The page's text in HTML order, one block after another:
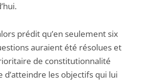
prédit qu’en seulement six
auraient été résolues et
de constitutionnalité
d’atteindre les objectifs qui lui